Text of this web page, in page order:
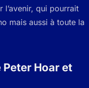
l’avenir, qui pourrait
mais aussi à toute la
Hoar et